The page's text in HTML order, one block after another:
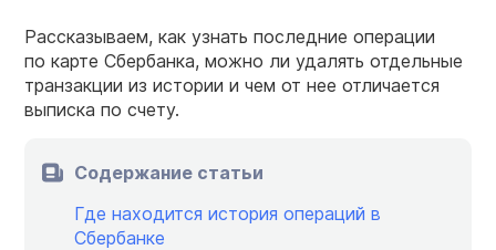
Рассказываем, как узнать последние операции
по карте Сбербанка, можно ли удалять отдельные
транзакции из истории и чем от нее отличается
выписка по счету.
Содержание статьи
Где находится история операций в
Сбербанке